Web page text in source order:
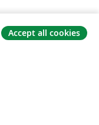
Accept all cookies